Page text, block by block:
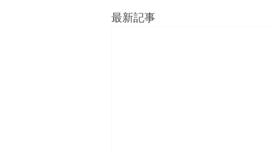
最新記事